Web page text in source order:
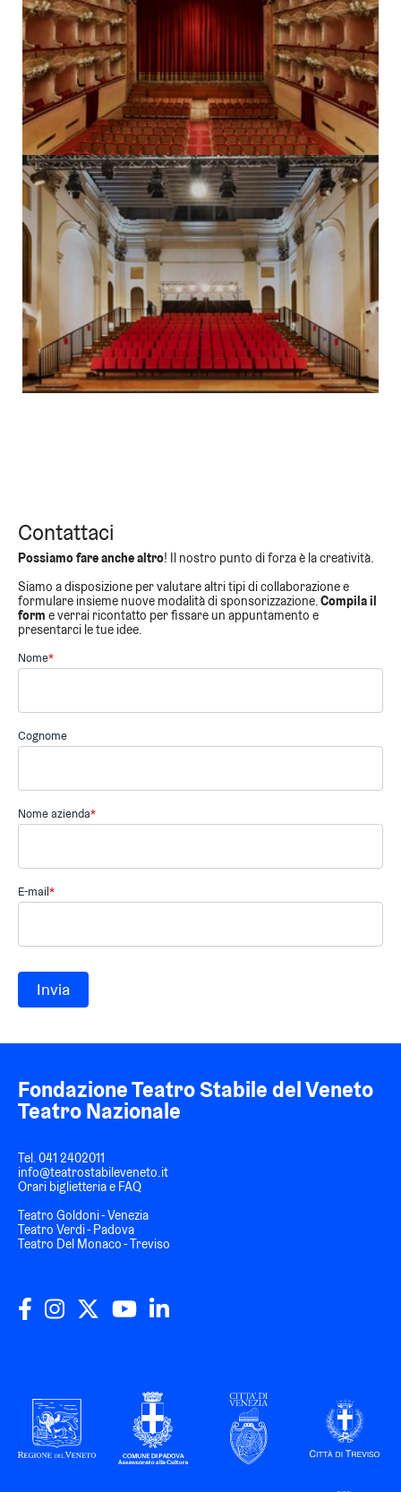
Treviso
TEATRO DEL MONACO
→ Scopri il teatro
Contattaci
Possiamo fare anche altro! Il nostro punto di forza è lacreatività
Siamo a disposizione per valutare altri tipi di collaborazione e
formulare insieme nuove modalità di sponsorizzazione. Compila il
form e verrai ricontatto per fissare un appuntamento e
presentarci le tue idee.
Nome*
Cognome
Nome azienda*
E-mail*
Fondazione Teatro Stabile del Veneto
Teatro Nazionale
Tel. 041 2402011
info@teatrostabileveneto.it
Orari biglietteria e FAQ
Teatro Goldoni - Venezia
Teatro Verdi - Padova
Teatro Del Monaco - Treviso